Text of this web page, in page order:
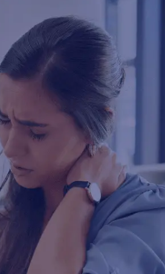
a importância do cuidado que vai